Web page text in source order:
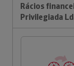
Rácios
Privilegiada